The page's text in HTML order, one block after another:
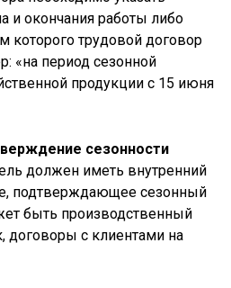
и окончания работы либо
которого трудовой договор
«на период сезонной
продукции с 15 июня
сезонности
должен иметь внутренний
подтверждающее сезонный
быть производственный
договоры с клиентами на